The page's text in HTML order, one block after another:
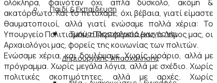
Παιδί & Εκπαίδευση
Τμήμα Προσχολικής Αγωγής και
Δημιουργικής Απασχόλησης
ολόκληρα, φαινόταν όχι απλά δύσκολο, ακόμη &
ακατόρθωτο. Και το πετύχαμε, όχι βέβαια, γιατί είμαστε
θαυματοποιοί, αλλά γιατί ενώσαμε πολλά χέρια: Το
Υπουργείο Πολιτισμού, η Περιφέρειά μας, ο Δήμος μας, οι
Αρχαιολόγοι μας, φορείς της κοινωνίας των πολιτών.
Ενώσαμε χέρια, και δουλέψαμε. Χωρίς ωράριο, αλλά με
πρόγραμμα. Χωρίς μεγάλα λόγια, αλλά με σχέδιο. Χωρίς
πολιτικές σκοπιμότητες, αλλά με αρχές. Χωρίς